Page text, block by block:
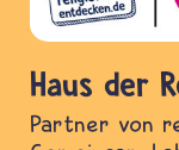
Haus der
Partner von